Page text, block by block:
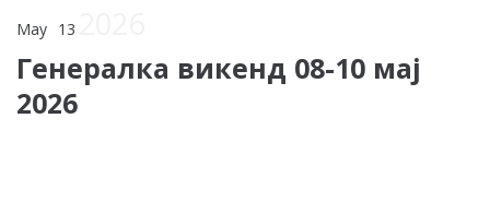
May 13
Генералка викенд 08-10 мај
2026